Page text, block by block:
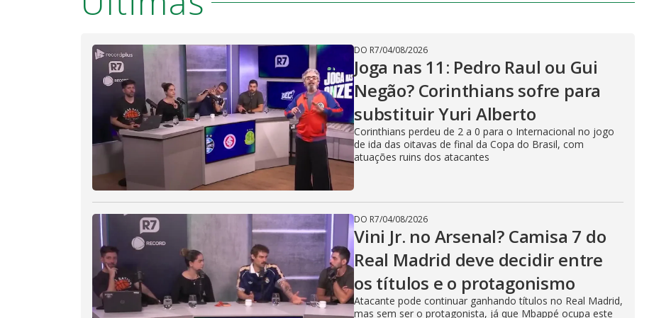
DO R7/04/08/2026
Joga nas 11: Pedro Raul ou Gui
Negão? Corinthians sofre para
substituir Yuri Alberto
Corinthians perdeu de 2 a 0 para o Internacional no jogo
de ida das oitavas de final da Copa do Brasil, com
atuações ruins dos atacantes
DO R7/04/08/2026
Vini Jr. no Arsenal? Camisa 7 do
Real Madrid deve decidir entre
os títulos e o protagonismo
Atacante pode continuar ganhando títulos no Real Madrid,
mas sem ser o protagonista, já que Mbappé ocupa este